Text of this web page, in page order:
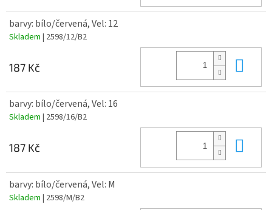
barvy: bílo/červená, Vel: 12
Skladem | 2598/12/B2
187 Kč
barvy: bílo/červená, Vel: 16
Skladem | 2598/16/B2
187 Kč
barvy: bílo/červená, Vel: M
Skladem | 2598/M/B2